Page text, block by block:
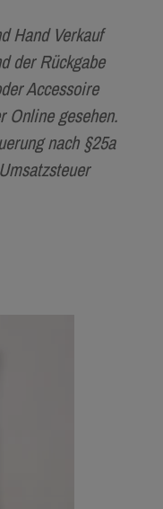
Hand Verkauf
der Rückgabe
Accessoire
Online gesehen.
nach §25a